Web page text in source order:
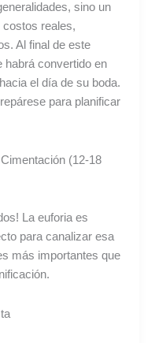
sino un
costos reales,
Al final de este
habrá convertido en
el día de su boda.
para planificar
(12-18
La euforia es
para canalizar esa
más importantes que